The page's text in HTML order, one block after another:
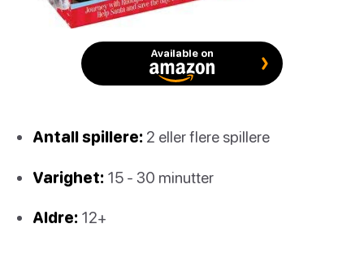
Available on
Antall spillere: 2 eller flere spillere
Varighet: 15 - 30 minutter
Aldre: 12+